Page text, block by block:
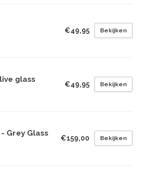
€49,95 Bekijken
glass
€49,95 Bekijken
Grey Glass
€159,00 Bekijken